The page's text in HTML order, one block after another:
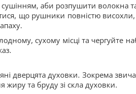
аби розпушити волокна
що рушники повністю висохли,
сухому місці та чергуйте
дверцята духовки. Зокрема
та бруду зі скла духовки.